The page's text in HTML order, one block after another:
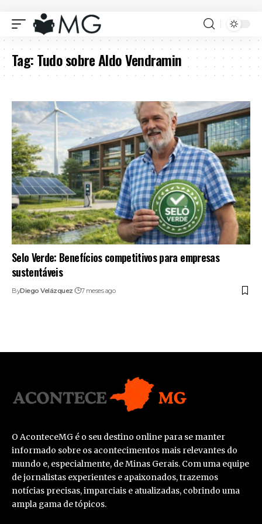
Tag:Tudo sobre Aldo Vendramin
Selo Verde: Benefícios competitivos para empresas
sustentáveis
ByDiego Velázquez 7 meses ago
O AconteceMG é o seu destino online para se manter
informado sobre os acontecimentos mais relevantes do
mundo e, especialmente, de Minas Gerais. Com uma equipe
de jornalistas experientes e apaixonados, trazemos
notícias precisas, imparciais e atualizadas, cobrindo uma
ampla gama de tópicos.